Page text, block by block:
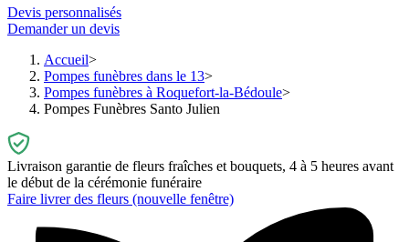
Devis personnalisés
Demander un devis
Accueil
Pompes funèbres dans le 13
Pompes funèbres à Roquefort-la-Bédoule
Pompes Funèbres Santo Julien
Livraison garantie de fleurs fraîches et bouquets, 4 à 5 heures avant
le début de la cérémonie funéraire
Faire livrer des fleurs (nouvelle fenêtre)